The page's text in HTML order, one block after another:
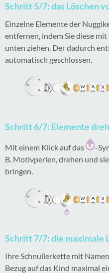
Schritt 5/7: das Löschen
Einzelne Elemente der
entfernen, indem Sie diese
unten ziehen. Der dadurch
automatisch geschlossen.
Schritt 6/7: Elemente
Mit einem Klick auf das
-
B. Motivperlen, drehen und
bringen.
Schritt 7/7: die maximale
Ihre Schnullerkette mit
Bezug auf das Kind maximal